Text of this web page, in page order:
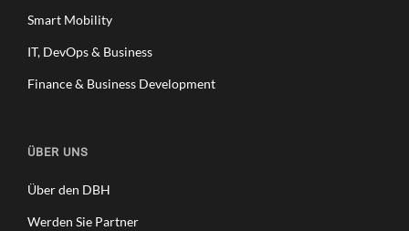
Smart Mobility
IT, DevOps & Business
Finance & Business Development
ÜBER UNS
Über den DBH
Werden Sie Partner